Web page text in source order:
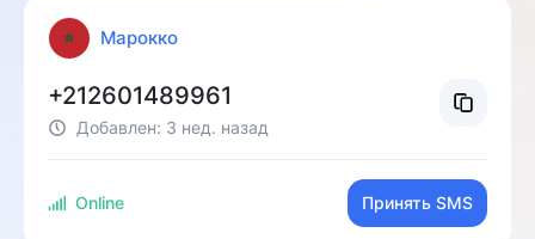
Марокко
+212601489961
Добавлен: 3 нед. назад
Online Принять SMS